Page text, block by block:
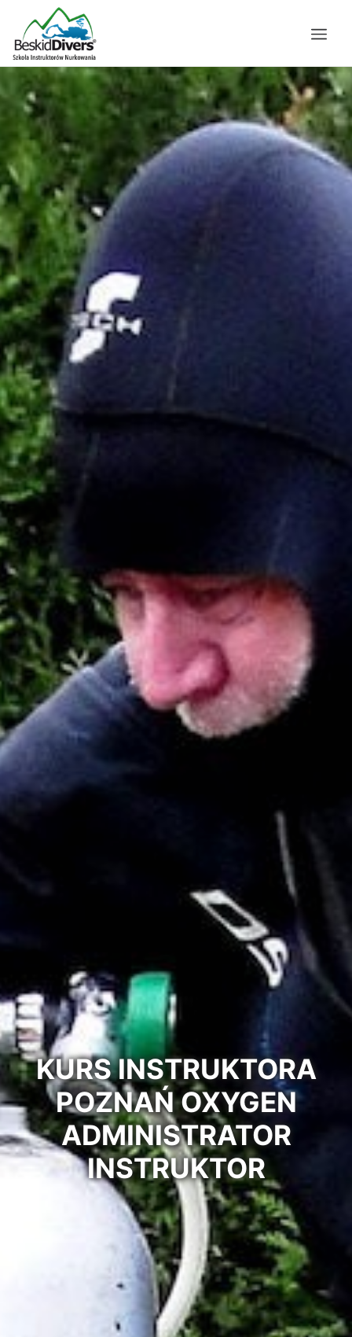
KURS INSTRUKTORA
POZNAŃ OXYGEN
ADMINISTRATOR
INSTRUKTOR